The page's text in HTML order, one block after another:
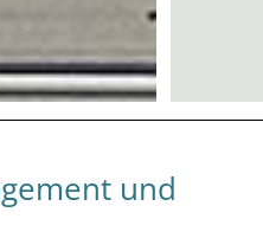
und